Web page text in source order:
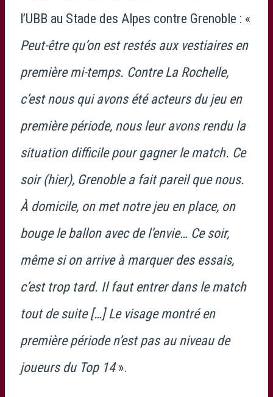
l’UBB au Stade des Alpes contre Grenoble : «
Peut-être qu’on est restés aux vestiaires en
première mi-temps. Contre La Rochelle,
c’est nous qui avons été acteurs du jeu en
première période, nous leur avons rendu la
situation difficile pour gagner le match. Ce
soir (hier), Grenoble a fait pareil que nous.
À domicile, on met notre jeu en place, on
bouge le ballon avec de l’envie… Ce soir,
même si on arrive à marquer des essais,
c’est trop tard. Il faut entrer dans le match
tout de suite […] Le visage montré en
première période n’est pas au niveau de
joueurs du Top 14».